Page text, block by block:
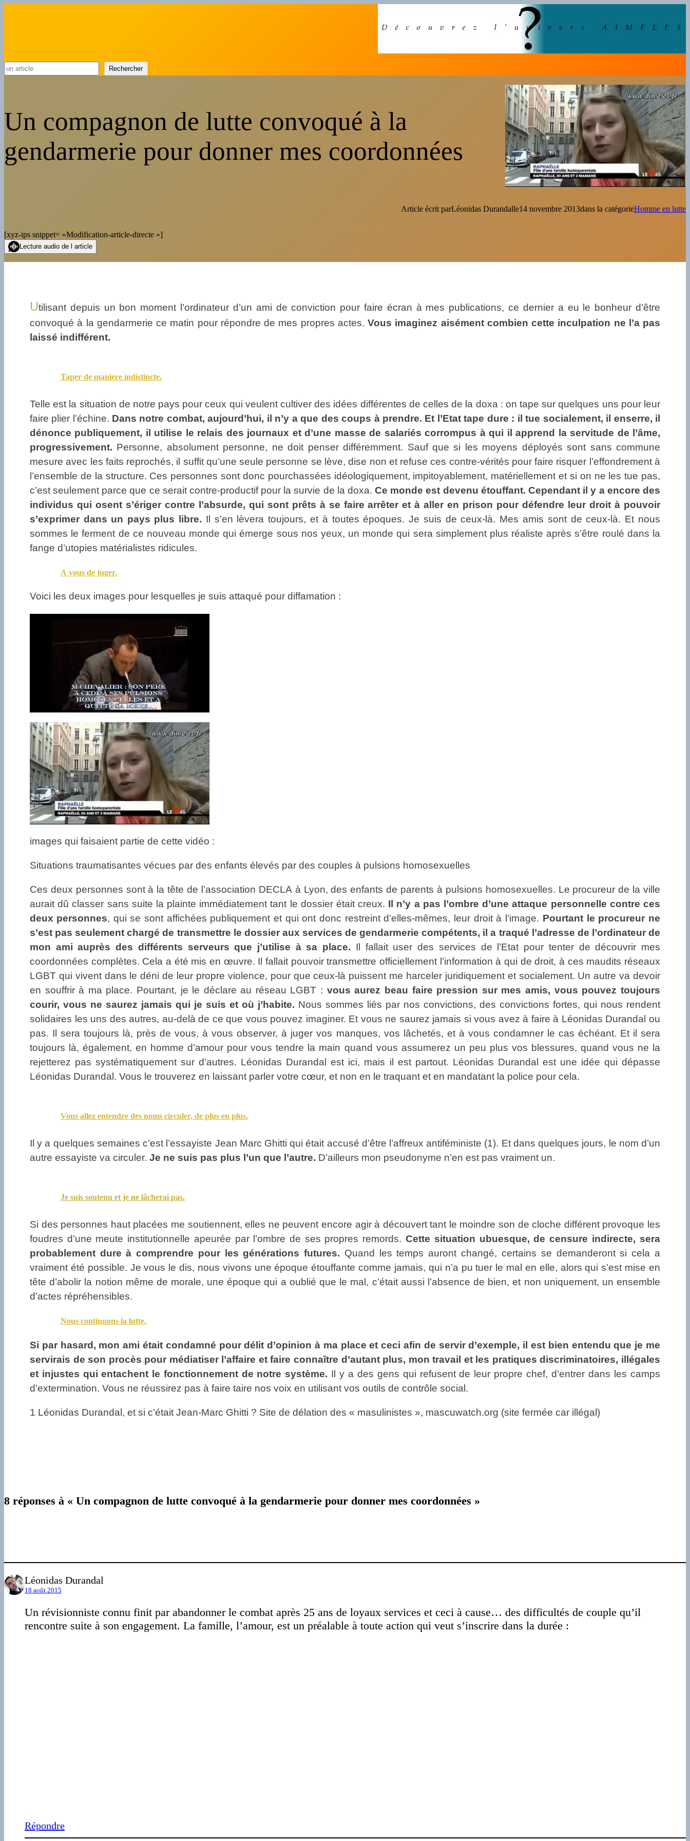
Rechercher
Un compagnon de lutte convoqué à la
gendarmerie pour donner mes coordonnées
Article écrit parLéonidas Durandalle14 novembre 2013dans la catégorieHomme en lutte
[xyz-ips snippet= »Modification-article-directe »]
Lecture audio de l article
Utilisant depuis un bon moment l’ordinateur d’un ami de conviction pour faire écran à mes publications, ce dernier a eu le bonheur d’être
convoqué à la gendarmerie ce matin pour répondre de mes propres actes. Vous imaginez aisément combien cette inculpation ne l’a pas
laissé indifférent.
Taper de manière indistincte.
Telle est la situation de notre pays pour ceux qui veulent cultiver des idées différentes de celles de la doxa : on tape sur quelques uns pour leur
faire plier l’échine. Dans notre combat, aujourd’hui, il n’y a que des coups à prendre. Et l’Etat tape dure : il tue socialement, il enserre, il
dénonce publiquement, il utilise le relais des journaux et d’une masse de salariés corrompus à qui il apprend la servitude de l’âme,
progressivement. Personne, absolument personne, ne doit penser différemment. Sauf que si les moyens déployés sont sans commune
mesure avec les faits reprochés, il suffit qu’une seule personne se lève, dise non et refuse ces contre-vérités pour faire risquer l’effondrement à
l’ensemble de la structure. Ces personnes sont donc pourchassées idéologiquement, impitoyablement, matériellement et si on ne les tue pas,
c’est seulement parce que ce serait contre-productif pour la survie de la doxa. Ce monde est devenu étouffant. Cependant il y a encore des
individus qui osent s’ériger contre l’absurde, qui sont prêts à se faire arrêter et à aller en prison pour défendre leur droit à pouvoir
s’exprimer dans un pays plus libre. Il s’en lèvera toujours, et à toutes époques. Je suis de ceux-là. Mes amis sont de ceux-là. Et nous
sommes le ferment de ce nouveau monde qui émerge sous nos yeux, un monde qui sera simplement plus réaliste après s’être roulé dans la
fange d’utopies matérialistes ridicules.
A vous de juger.
Voici les deux images pour lesquelles je suis attaqué pour diffamation :
images qui faisaient partie de cette vidéo :
Situations traumatisantes vécues par des enfants élevés par des couples à pulsions homosexuelles
Ces deux personnes sont à la tête de l’association DECLA à Lyon, des enfants de parents à pulsions homosexuelles. Le procureur de la ville
aurait dû classer sans suite la plainte immédiatement tant le dossier était creux. Il n’y a pas l’ombre d’une attaque personnelle contre ces
deux personnes, qui se sont affichées publiquement et qui ont donc restreint d’elles-mêmes, leur droit à l’image. Pourtant le procureur ne
s’est pas seulement chargé de transmettre le dossier aux services de gendarmerie compétents, il a traqué l’adresse de l’ordinateur de
mon ami auprès des différents serveurs que j’utilise à sa place. Il fallait user des services de l’Etat pour tenter de découvrir mes
coordonnées complètes. Cela a été mis en œuvre. Il fallait pouvoir transmettre officiellement l’information à qui de droit, à ces maudits réseaux
LGBT qui vivent dans le déni de leur propre violence, pour que ceux-là puissent me harceler juridiquement et socialement. Un autre va devoir
en souffrir à ma place. Pourtant, je le déclare au réseau LGBT : vous aurez beau faire pression sur mes amis, vous pouvez toujours
courir, vous ne saurez jamais qui je suis et où j’habite. Nous sommes liés par nos convictions, des convictions fortes, qui nous rendent
solidaires les uns des autres, au-delà de ce que vous pouvez imaginer. Et vous ne saurez jamais si vous avez à faire à Léonidas Durandal ou
pas. Il sera toujours là, près de vous, à vous observer, à juger vos manques, vos lâchetés, et à vous condamner le cas échéant. Et il sera
toujours là, également, en homme d’amour pour vous tendre la main quand vous assumerez un peu plus vos blessures, quand vous ne la
rejetterez pas systématiquement sur d’autres. Léonidas Durandal est ici, mais il est partout. Léonidas Durandal est une idée qui dépasse
Léonidas Durandal. Vous le trouverez en laissant parler votre cœur, et non en le traquant et en mandatant la police pour cela.
Vous allez entendre des noms circuler, de plus en plus.
Il y a quelques semaines c’est l’essayiste Jean Marc Ghitti qui était accusé d’être l’affreux antiféministe (1). Et dans quelques jours, le nom d’un
autre essayiste va circuler. Je ne suis pas plus l’un que l’autre. D’ailleurs mon pseudonyme n’en est pas vraiment un.
Je suis soutenu et je ne lâcherai pas.
Si des personnes haut placées me soutiennent, elles ne peuvent encore agir à découvert tant le moindre son de cloche différent provoque les
foudres d’une meute institutionnelle apeurée par l’ombre de ses propres remords. Cette situation ubuesque, de censure indirecte, sera
probablement dure à comprendre pour les générations futures. Quand les temps auront changé, certains se demanderont si cela a
vraiment été possible. Je vous le dis, nous vivons une époque étouffante comme jamais, qui n’a pu tuer le mal en elle, alors qui s’est mise en
tête d’abolir la notion même de morale, une époque qui a oublié que le mal, c’était aussi l’absence de bien, et non uniquement, un ensemble
d’actes répréhensibles.
Nous continuons la lutte.
Si par hasard, mon ami était condamné pour délit d’opinion à ma place et ceci afin de servir d’exemple, il est bien entendu que je me
servirais de son procès pour médiatiser l’affaire et faire connaître d’autant plus, mon travail et les pratiques discriminatoires, illégales
et injustes qui entachent le fonctionnement de notre système. Il y a des gens qui refusent de leur propre chef, d’entrer dans les camps
d’extermination. Vous ne réussirez pas à faire taire nos voix en utilisant vos outils de contrôle social.
1 Léonidas Durandal, et si c’était Jean-Marc Ghitti ? Site de délation des « masulinistes », mascuwatch.org (site fermée car illégal)
8 réponses à « Un compagnon de lutte convoqué à la gendarmerie pour donner mes coordonnées »
Léonidas Durandal
18 août 2015
Un révisionniste connu finit par abandonner le combat après 25 ans de loyaux services et ceci à cause… des difficultés de couple qu’il
rencontre suite à son engagement. La famille, l’amour, est un préalable à toute action qui veut s’inscrire dans la durée :
Répondre